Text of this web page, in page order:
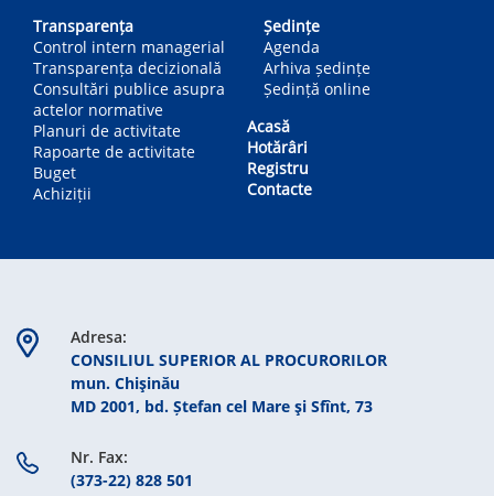
Transparența
Control intern managerial
Transparența decizională
Consultări publice asupra
actelor normative
Planuri de activitate
Rapoarte de activitate
Buget
Achiziții
Ședințe
Agenda
Arhiva ședințe
Ședință online
Acasă
Hotărâri
Registru
Contacte
Adresa:
CONSILIUL SUPERIOR AL PROCURORILOR
mun. Chişinău
MD 2001, bd. Ștefan cel Mare şi Sfînt, 73
Nr. Fax:
(373-22) 828 501